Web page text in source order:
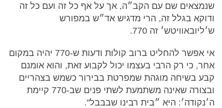
שנמצאים שם עם הקב״ה, אך על אף כל זה ועם כל זה
ודוקא בגלל זה, הרי מדגיש אד״ש במפורש
ש׳ליובאוויטש׳ זה 770.
אי אפשר להחליט ברוב קולות ודעות ש-770 יהיה במקום
אחר, כי רק הרבי בעצמו יכול לקבוע זאת, והוא אומנם
קבע בשיחה מוגהת שמפרטת בבירור כשמש בצהריים
ובצורה שאינה משתמעת לשתי פנים שב-770 קיימת
ה׳נקודה׳: היא ״בית רבינו שבבבל".